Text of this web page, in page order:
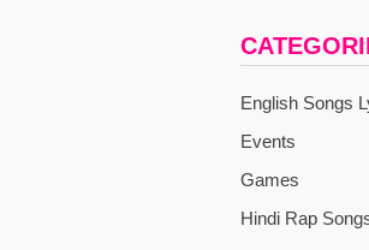
English Songs
Events
Games
Hindi Rap